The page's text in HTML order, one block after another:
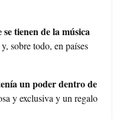
tienen de la música
sobre todo, en países
un poder dentro de
y exclusiva y un regalo